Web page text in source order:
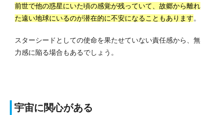
前世で他の惑星にいた頃の感覚が残っていて、故郷から離れ
た遠い地球にいるのが潜在的に不安になることもあります。
スターシードとしての使命を果たせていない責任感から、無
力感に陥る場合もあるでしょう。
宇宙に関心がある